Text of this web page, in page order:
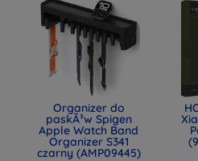
Organizer do
paskÃ³w Spigen
Apple Watch Band
Organizer S341
czarny (AMP09445)